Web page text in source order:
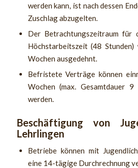
werden kann, ist nach dessen
Zuschlag abzugelten.
Der Betrachtungszeitraum für
Höchstarbeitszeit (48
Wochen ausgedehnt.
Befristete Verträge können
Wochen (max. Gesamtdauer
werden.
Beschäftigung von
Lehrlingen
Betriebe können mit
eine 14-tägige Durchrechnung